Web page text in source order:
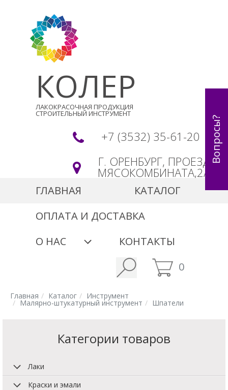
КОЛЕР
ЛАКОКРАСОЧНАЯ ПРОДУКЦИЯ
СТРОИТЕЛЬНЫЙ ИНСТРУМЕНТ
+7 (3532) 35-61-20
Г. ОРЕНБУРГ, ПРОЕЗД
МЯСОКОМБИНАТА,2А
ГЛАВНАЯ
КАТАЛОГ
ОПЛАТА И ДОСТАВКА
О НАС
КОНТАКТЫ
0
Главная Каталог Инструмент
Малярно-штукатурный инструмент Шпатели
Категории товаров
Лаки
Краски и эмали
Вопросы?